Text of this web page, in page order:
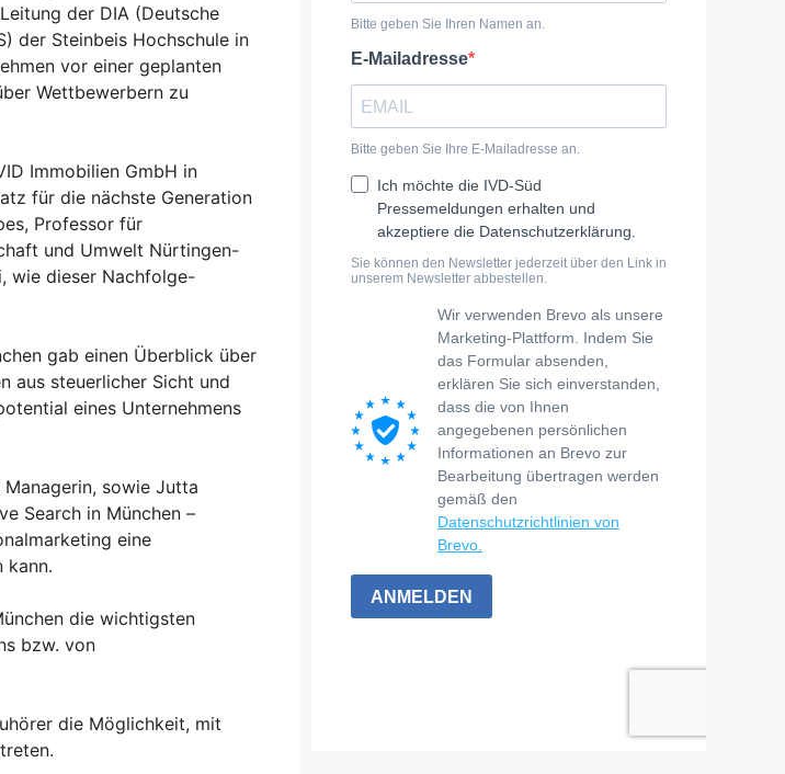
der DIA (Deutsche
der Steinbeis Hochschule in
vor einer geplanten
Wettbewerbern zu
Immobilien GmbH in
für die nächste Generation
Professor für
und Umwelt Nürtingen-
wie dieser Nachfolge-
gab einen Überblick über
aus steuerlicher Sicht und
eines Unternehmens
sowie Jutta
Search in München –
eine
kann.
die wichtigsten
bzw. von
die Möglichkeit, mit